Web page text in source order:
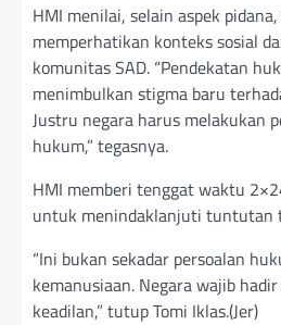
HMI menilai, selain aspek
memperhatikan konteks sosial
komunitas SAD. “Pendekatan
menimbulkan stigma baru
Justru negara harus melakukan
hukum,” tegasnya.
HMI memberi tenggat waktu
untuk menindaklanjuti tuntutan
“Ini bukan sekadar persoalan
kemanusiaan. Negara wajib
keadilan,” tutup Tomi Iklas.(Jer)